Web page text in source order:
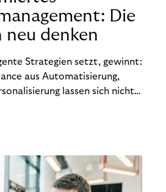
Die
neu denken
Strategien setzt, gewinnt:
aus Automatisierung,
lassen sich nicht
zeigt, wie Recovery-